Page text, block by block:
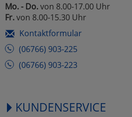
Mo. - Do.von 8.00-17.00 Uhr
Fr.von 8.00-15.30 Uhr
Kontaktformular
(06766) 903-225
(06766) 903-223
KUNDENSERVICE